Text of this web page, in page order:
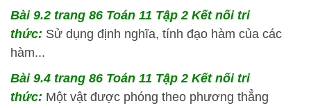
Bài 9.2 trang 86 Toán 11 Tập 2 Kết nối tri
thức: Sử dụng định nghĩa, tính đạo hàm của các
hàm...
Bài 9.4 trang 86 Toán 11 Tập 2 Kết nối tri
thức: Một vật được phóng theo phương thẳng